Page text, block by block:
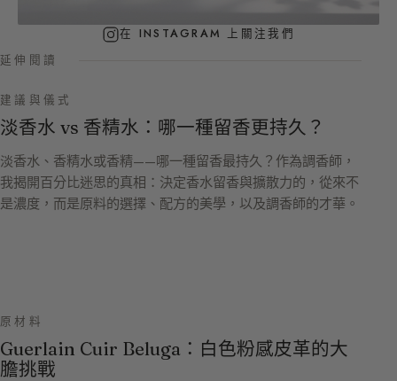
在 INSTAGRAM 上關注我們
延伸閱讀
建議與儀式
淡香水 vs 香精水：哪一種留香更持久？
淡香水、香精水或香精——哪一種留香最持久？作為調香師，
我揭開百分比迷思的真相：決定香水留香與擴散力的，從來不
是濃度，而是原料的選擇、配方的美學，以及調香師的才華。
原材料
Guerlain Cuir Beluga：白色粉感皮革的大
膽挑戰